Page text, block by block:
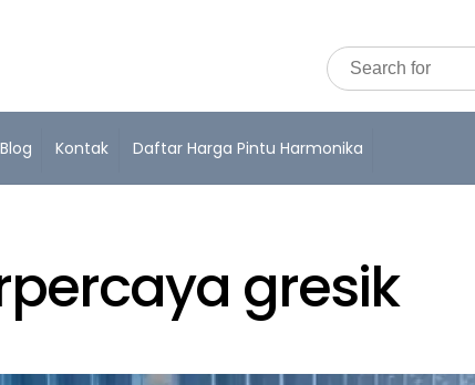
Blog Kontak Daftar Harga Pintu Harmonika
gresik